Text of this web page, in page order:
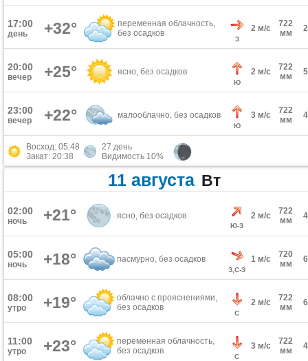
17:00
день +32°
переменная облачность,
без осадков
З
2 м/с
722
мм
20:00
вечер +25° ясно, без осадков
Ю
2 м/с
722
мм
23:00
вечер +22° малооблачно, без осадков
Ю
3 м/с
722
мм
Восход: 05:48
Закат: 20:38
27 день
Видимость 10%
11 августа Вт
02:00
ночь +21° ясно, без осадков
Ю-З
2 м/с
722
мм
05:00
ночь +18° пасмурно, без осадков
З,С-З
1 м/с
720
мм
08:00
утро +19°
облачно с прояснениями,
без осадков
С
2 м/с
722
мм
11:00
утро +23°
переменная облачность,
без осадков
С
3 м/с
722
мм